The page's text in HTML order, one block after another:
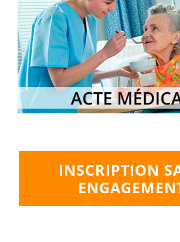
INSCRIPTION